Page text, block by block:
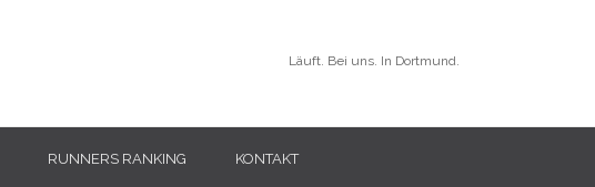
Läuft. Bei uns. In Dortmund.
RUNNERS RANKING KONTAKT